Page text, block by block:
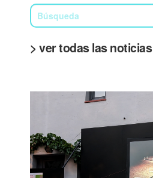
> ver todas las noticias